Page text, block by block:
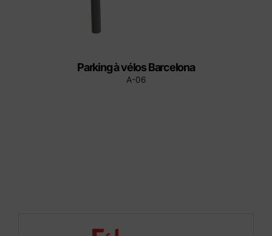
Parking à vélos Barcelona
A-06